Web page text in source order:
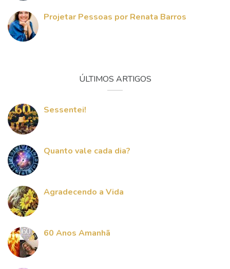
Projetar Pessoas por Renata Barros
ÚLTIMOS ARTIGOS
Sessentei!
Quanto vale cada dia?
Agradecendo a Vida
60 Anos Amanhã